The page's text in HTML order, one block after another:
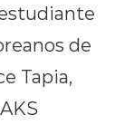
de
Tapia,